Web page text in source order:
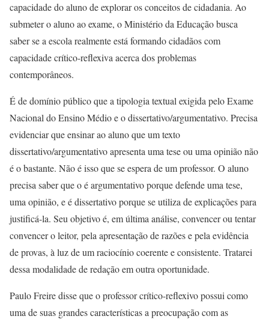
capacidade do aluno de explorar os conceitos de cidadania. Ao
submeter o aluno ao exame, o Ministério da Educação busca
saber se a escola realmente está formando cidadãos com
capacidade crítico-reflexiva acerca dos problemas
contemporâneos.
É de domínio público que a tipologia textual exigida pelo Exame
Nacional do Ensino Médio e o dissertativo/argumentativo. Precisa
evidenciar que ensinar ao aluno que um texto
dissertativo/argumentativo apresenta uma tese ou uma opinião não
é o bastante. Não é isso que se espera de um professor. O aluno
precisa saber que o é argumentativo porque defende uma tese,
uma opinião, e é dissertativo porque se utiliza de explicações para
justificá-la. Seu objetivo é, em última análise, convencer ou tentar
convencer o leitor, pela apresentação de razões e pela evidência
de provas, à luz de um raciocínio coerente e consistente. Tratarei
dessa modalidade de redação em outra oportunidade.
Paulo Freire disse que o professor crítico-reflexivo possui como
uma de suas grandes características a preocupação com as